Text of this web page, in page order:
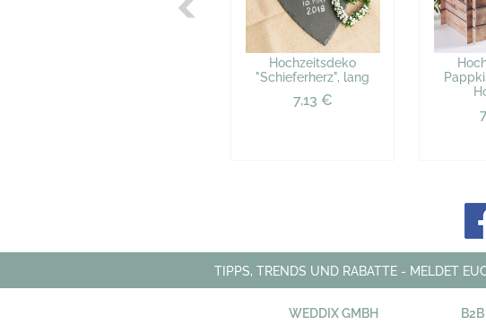
Hochzeitsdeko
"Schieferherz", lang
7,13 €
TIPPS, TRENDS UND RABATTE - MELDET
WEDDIX GMBH